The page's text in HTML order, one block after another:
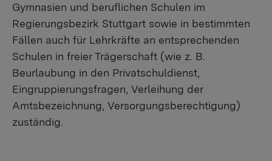
Gymnasien und beruflichen Schulen im
Regierungsbezirk Stuttgart sowie in bestimmten
Fällen auch für Lehrkräfte an entsprechenden
Schulen in freier Trägerschaft (wie z. B.
Beurlaubung in den Privatschuldienst,
Eingruppierungsfragen, Verleihung der
Amtsbezeichnung, Versorgungsberechtigung)
zuständig.